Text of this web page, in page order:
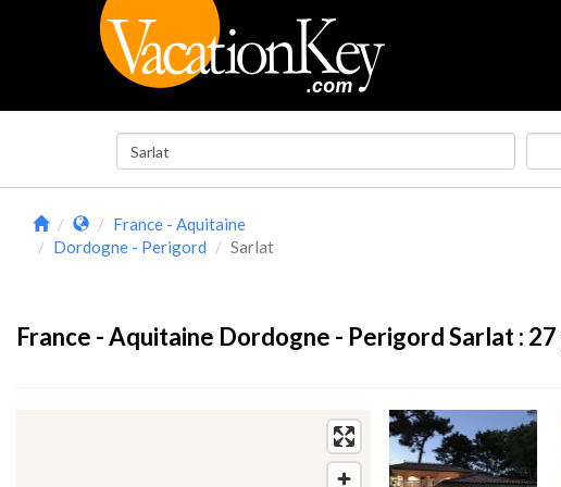
France - Aquitaine
Dordogne - Perigord
Sarlat
France - Aquitaine Dordogne - Perigord Sarlat : 27